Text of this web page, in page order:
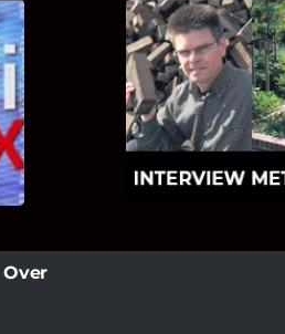
Hoe Bricks and
wat Hans
wereld van
Over